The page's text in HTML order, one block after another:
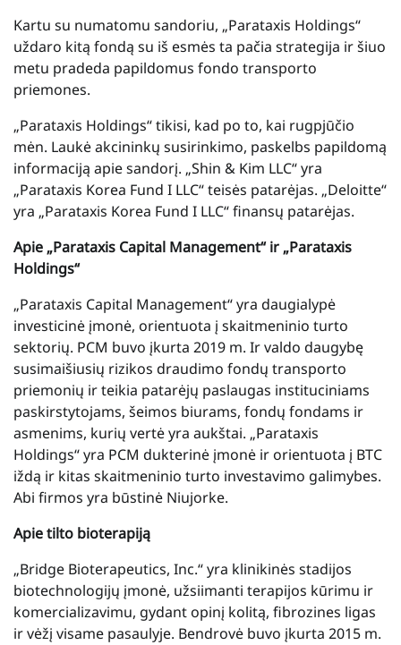
Kartu su numatomu sandoriu, „Parataxis Holdings“
uždaro kitą fondą su iš esmės ta pačia strategija ir šiuo
metu pradeda papildomus fondo transporto
priemones.
„Parataxis Holdings“ tikisi, kad po to, kai rugpjūčio
mėn. Laukė akcininkų susirinkimo, paskelbs papildomą
informaciją apie sandorį. „Shin & Kim LLC“ yra
„Parataxis Korea Fund I LLC“ teisės patarėjas. „Deloitte“
yra „Parataxis Korea Fund I LLC“ finansų patarėjas.
Apie „Parataxis Capital Management“ ir „Parataxis
Holdings“
„Parataxis Capital Management“ yra daugialypė
investicinė įmonė, orientuota į skaitmeninio turto
sektorių. PCM buvo įkurta 2019 m. Ir valdo daugybę
susimaišiusių rizikos draudimo fondų transporto
priemonių ir teikia patarėjų paslaugas instituciniams
paskirstytojams, šeimos biurams, fondų fondams ir
asmenims, kurių vertė yra aukštai. „Parataxis
Holdings“ yra PCM dukterinė įmonė ir orientuota į BTC
iždą ir kitas skaitmeninio turto investavimo galimybes.
Abi firmos yra būstinė Niujorke.
Apie tilto bioterapiją
„Bridge Bioterapeutics, Inc.“ yra klinikinės stadijos
biotechnologijų įmonė, užsiimanti terapijos kūrimu ir
komercializavimu, gydant opinį kolitą, fibrozines ligas
ir vėžį visame pasaulyje. Bendrovė buvo įkurta 2015 m.